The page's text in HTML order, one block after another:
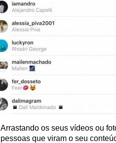
Arrastando os seus vídeos ou
pessoas que viram o seu